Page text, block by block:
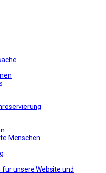
Menschen
unsere Website und